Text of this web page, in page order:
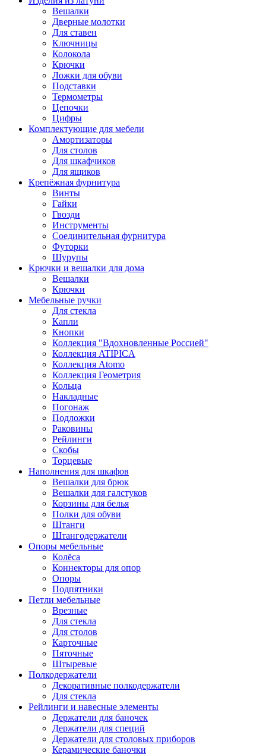
Вешалки
Дверные молотки
Для ставен
Ключницы
Колокола
Крючки
Ложки для обуви
Подставки
Термометры
Цепочки
Цифры
Комплектующие для мебели
Амортизаторы
Для столов
Для шкафчиков
Для ящиков
Крепёжная фурнитура
Винты
Гайки
Гвозди
Инструменты
Соединительная фурнитура
Футорки
Шурупы
Крючки и вешалки для дома
Вешалки
Крючки
Мебельные ручки
Для стекла
Капли
Кнопки
Коллекция "Вдохновленные Россией"
Коллекция ATIPICA
Коллекция Atomo
Коллекция Геометрия
Кольца
Накладные
Погонаж
Подложки
Раковины
Рейлинги
Скобы
Торцевые
Наполнения для шкафов
Вешалки для брюк
Вешалки для галстуков
Корзины для белья
Полки для обуви
Штанги
Штангодержатели
Опоры мебельные
Колёса
Коннекторы для опор
Опоры
Подпятники
Петли мебельные
Врезные
Для стекла
Для столов
Карточные
Пяточные
Штыревые
Полкодержатели
Декоративные полкодержатели
Для стекла
Рейлинги и навесные элементы
Держатели для баночек
Держатели для специй
Держатели для столовых приборов
Керамические баночки